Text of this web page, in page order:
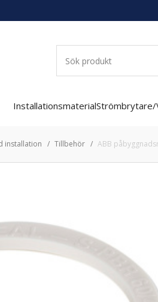
InstallationsmaterialStrömbrytare/
installation Tillbehör ABB